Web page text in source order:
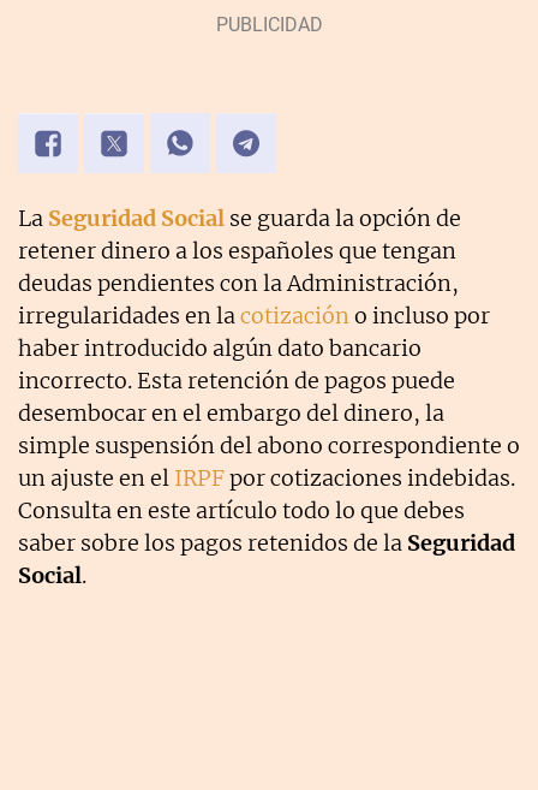
La Seguridad Social se guarda la opción de
retener dinero a los españoles que tengan
deudas pendientes con la Administración,
irregularidades en lacotizacióno incluso por
haber introducido algún dato bancario
incorrecto. Esta retención de pagos puede
desembocar en el embargo del dinero, la
simple suspensión del abono correspondiente o
un ajuste en el IRPFpor cotizaciones indebidas.
Consulta en este artículo todo lo que debes
saber sobre los pagos retenidos de la Seguridad
Social.